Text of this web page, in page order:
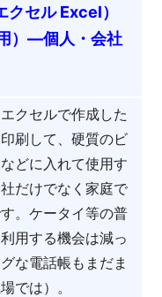
クセル Excel）
）―個人・会社
クセルで作成した
刷して、硬質のビ
どに入れて使用す
だけでなく家庭で
。ケータイ等の普
用する機会は減っ
な電話帳もまだま
では）。